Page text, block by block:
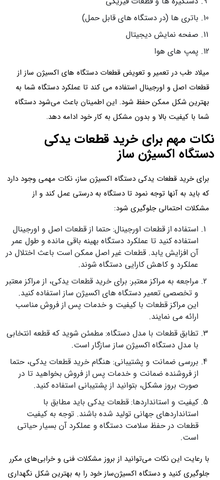
باتری ها (در دستگاه های قابل حمل)
صفحه نمایش دیجیتال
پمپ های هوا
میلاد طب در تعمیر و تعویض قطعات دستگاه های اکسیژن ساز از
قطعات اصل و اورجینال استفاده می کند تا عملکرد دستگاه شما به
بهترین شکل ممکن حفظ شود. این اطمینان باعث می‌شود دستگاه
شما با کیفیت بالا و بدون مشکل به کار خود ادامه دهد.
نکات مهم برای خرید قطعات یدکی
دستگاه اکسیژن ساز
برای خرید قطعات یدکی دستگاه اکسیژن ساز، نکات مهمی وجود دارد
که باید به آنها توجه نمود تا دستگاه به درستی عمل کند و از
مشکلات احتمالی جلوگیری شود:
استفاده از قطعات اورجینال: حتما از قطعات اصل و اورجینال
استفاده کنید تا عملکرد دستگاه بهینه باقی مانده و طول عمر
آن افزایش یابد. قطعات غیر اصل ممکن است باعث اختلال در
عملکرد و کاهش کارایی دستگاه شوند.
مراجعه به مراکز معتبر: برای خرید قطعات یدکی، از مراکز معتبر
و تخصصی تعمیر دستگاه های اکسیژن ساز استفاده کنید.
این مراکز قطعات با کیفیت و خدمات پس از فروش مناسب
ارائه می نمایند.
تطابق قطعات با مدل دستگاه: مطمئن شوید که قطعه انتخابی
با مدل دستگاه اکسیژن ساز سازگار است.
بررسی ضمانت و پشتیبانی: هنگام خرید قطعات یدکی، حتما
از فروشنده ضمانت و خدمات پس از فروش بخواهید تا در
صورت بروز مشکل، بتوانید از پشتیبانی استفاده کنید.
کیفیت و استانداردها: قطعات یدکی باید مطابق با
استانداردهای جهانی تولید شده باشند. توجه به کیفیت
قطعات در حفظ سلامت دستگاه و عملکرد آن بسیار حیاتی
است.
با رعایت این نکات می‌توانید از بروز مشکلات فنی و خرابی‌های مکرر
جلوگیری کنید و دستگاه اکسیژن‌ساز خود را به بهترین شکل نگهداری